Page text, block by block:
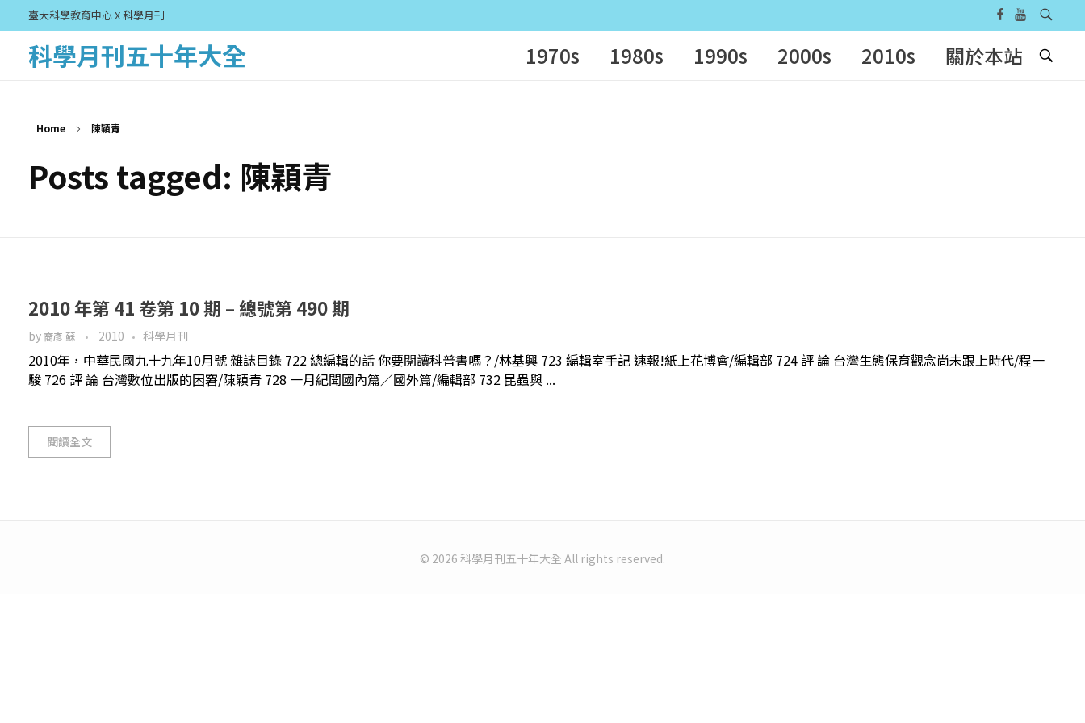
臺大科學教育中心 X 科學月刊
科學月刊五十年大全 1970s 1980s 1990s 2000s 2010s 關於本站
Home 陳穎青
Posts tagged: 陳穎青
2010 年第 41 卷第 10 期 – 總號第 490 期
by 裔彥 蘇 2010 科學月刊
2010年，中華民國九十九年10月號 雜誌目錄 722 總編輯的話 你要閱讀科普書嗎？/林基興 723 編輯室手記 速報!紙上花博會/編輯部 724 評 論 台灣生態保育觀念尚未跟上時代/程一
駿 726 評 論 台灣數位出版的困窘/陳穎青 728 一月紀聞國內篇／國外篇/編輯部 732 昆蟲與 ...
閱讀全文
© 2026 科學月刊五十年大全 All rights reserved.